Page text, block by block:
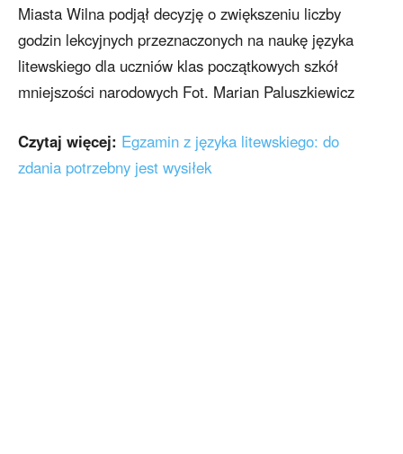
Miasta Wilna podjął decyzję o zwiększeniu liczby
godzin lekcyjnych przeznaczonych na naukę języka
litewskiego dla uczniów klas początkowych szkół
mniejszości narodowych Fot. Marian Paluszkiewicz
Czytaj więcej: Egzamin z języka litewskiego: do
zdania potrzebny jest wysiłek